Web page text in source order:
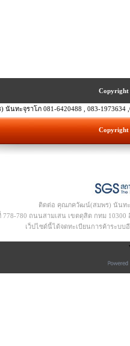
Copyright
ทะจุราโภ 081-6420488 , 083-1973634
Copyright
ติดต่อ คุณภควัฒน์(สมพร) นันทะจุ
780 ถนนสามเสน เขตดุสิต กทม 10300 อี
เว็ปไซด์นี้ได้จดทะเบียนการค้าระบบ